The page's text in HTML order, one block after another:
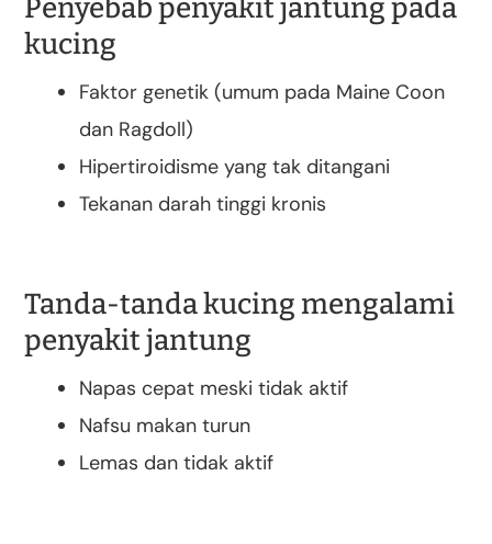
Penyebab penyakit jantung pada
kucing
Faktor genetik (umum pada Maine Coon
dan Ragdoll)
Hipertiroidisme yang tak ditangani
Tekanan darah tinggi kronis
Tanda-tanda kucing mengalami
penyakit jantung
Napas cepat meski tidak aktif
Nafsu makan turun
Lemas dan tidak aktif